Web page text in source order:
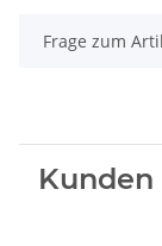
Frage zum